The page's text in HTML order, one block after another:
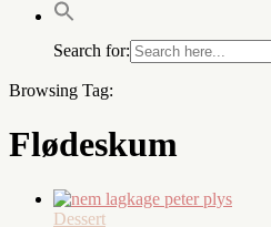
Search for:
Browsing Tag:
Flødeskum
Dessert